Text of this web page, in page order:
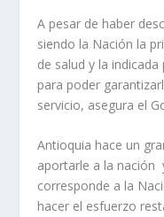
A pesar de haber
siendo la Nación la
de salud y la
para poder
servicio, asegura el
Antioquia hace un
aportarle a la nación
corresponde a la
hacer el esfuerzo